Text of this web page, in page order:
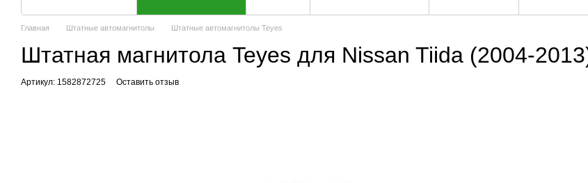
Главная Штатные автомагнитолы Штатные автомагнитолы Teyes
Штатная магнитола Teyes для Nissan Tiida (2004-
Артикул: 1582872725 Оставить отзыв